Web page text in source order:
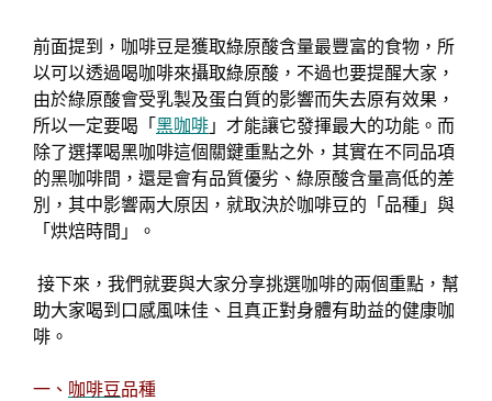
前面提到，咖啡豆是獲取綠原酸含量最豐富的食物，所
以可以透過喝咖啡來攝取綠原酸，不過也要提醒大家，
由於綠原酸會受乳製及蛋白質的影響而失去原有效果，
所以一定要喝「 黑咖啡 」才能讓它發揮最大的功能。而
除了選擇喝黑咖啡這個關鍵重點之外，其實在不同品項
的黑咖啡間，還是會有品質優劣、綠原酸含量高低的差
別，其中影響兩大原因，就取決於咖啡豆的「品種」與
「烘焙時間」。
接下來，我們就要與大家分享挑選咖啡的兩個重點，幫
助大家喝到口感風味佳、且真正對身體有助益的健康咖
啡。
一、 咖啡豆 品種